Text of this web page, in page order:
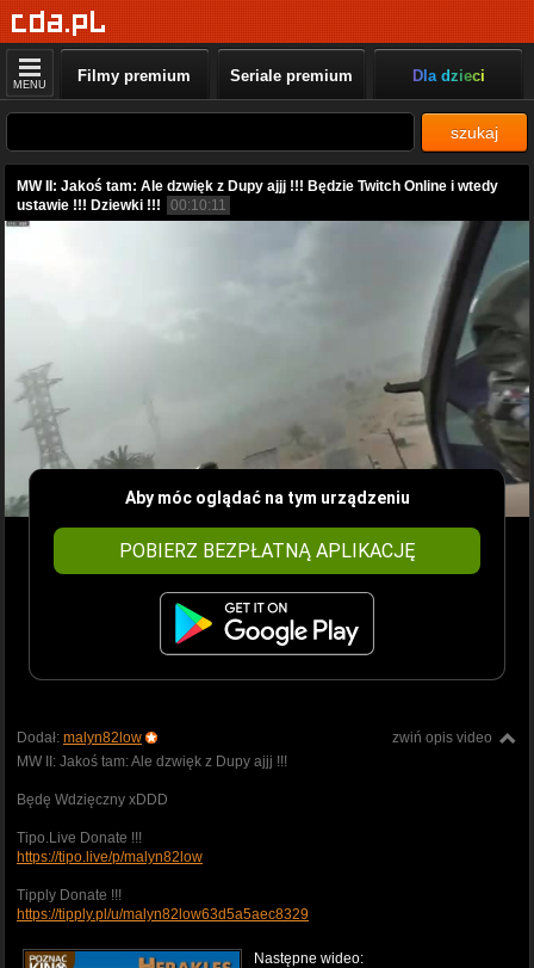
MENU Filmy premium Seriale premium Dla dzieci
szukaj
MW II: Jakoś tam: Ale dzwięk z Dupy ajjj !!! Będzie Twitch Online i wtedy
ustawie !!! Dziewki !!!
00:10:11
Aby móc oglądać na tym urządzeniu
POBIERZ BEZPŁATNĄ APLIKACJĘ
zwiń opis video
Dodał: malyn82low
MW II: Jakoś tam: Ale dzwięk z Dupy ajjj !!!
Będę Wdzięczny xDDD
Tipo.Live Donate !!!
https://tipo.live/p/malyn82low
Tipply Donate !!!
https://tipply.pl/u/malyn82low63d5a5aec8329
Następne wideo: